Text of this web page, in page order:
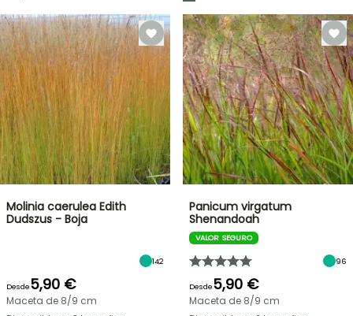
Molinia caerulea Edith
Dudszus - Boja
142
Desde5,90 €
Maceta de 8/9 cm
Panicum virgatum
Shenandoah
VALOR SEGURO
96
Desde5,90 €
Maceta de 8/9 cm